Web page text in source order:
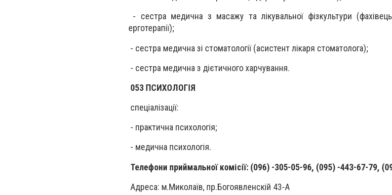
- сестра медична з масажу та лікувальної фізкультури (фахівець
ерготерапії);
- сестра медична зі стоматології (асистент лікаря стоматолога);
- сестра медична з дієтичного харчування.
053 ПСИХОЛОГІЯ
спеціалізації:
- практична психологія;
- медична психологія.
Телефони приймальної комісії: (096) -305-05-96, (095) -443-67-79,
Адреса: м.Миколаїв, пр.Богоявленскій 43-А